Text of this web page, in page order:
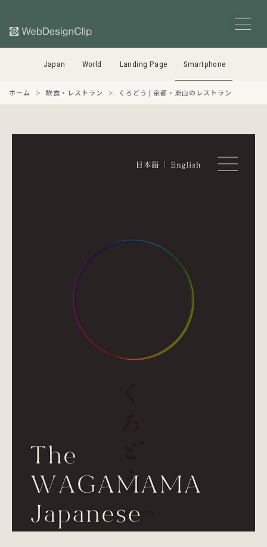
Japan World Landing Page Smartphone
ホーム 飲食・レストラン くろどう | 京都・東山のレストラン